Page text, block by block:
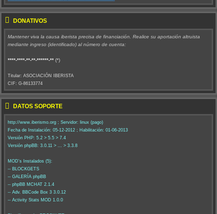
DONATIVOS
Mantener viva la causa iberista precisa de financiación. Realice su aportación altruista
mediante ingreso (identificado) al número de cuenta:
****-****-**-**-******-** (*)
Titular: ASOCIACIÓN IBERISTA
CIF: G-86133774
DATOS SOPORTE
http://www.iberismo.org ; Servidor: linux (pago)
Fecha de Instalación: 05-12-2012 ; Habilitación: 01-06-2013
Versión PHP: 5.2 > 5.5 > 7.4
Versión phpBB: 3.0.11 > ... > 3.3.8
MOD's Instalados (5):
-- BLOCKGETS
-- GALERÍA phpBB
-- phpBB MCHAT 2.1.4
-- Adv. BBCode Box 3 3.0.12
-- Activity Stats MOD 1.0.0